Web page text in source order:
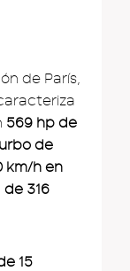
de París,
569 hp de
de
km/h en
316
15